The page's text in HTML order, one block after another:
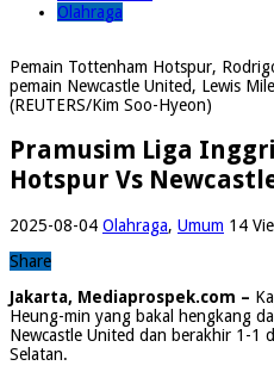
Olahraga
Pemain Tottenham Hotspur,
pemain Newcastle United, Lewis
(REUTERS/Kim Soo-Hyeon)
Pramusim Liga
Hotspur Vs
2025-08-04 Olahraga, Umum 14
Share
Jakarta, Mediaprospek.com –
Heung-min yang bakal hengkang
Newcastle United dan berakhir 1-1
Selatan.